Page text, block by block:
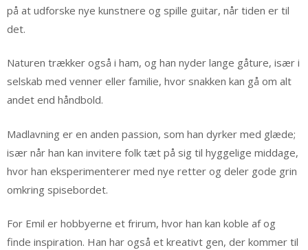
på at udforske nye kunstnere og spille guitar, når tiden er til
det.
Naturen trækker også i ham, og han nyder lange gåture, især i
selskab med venner eller familie, hvor snakken kan gå om alt
andet end håndbold.
Madlavning er en anden passion, som han dyrker med glæde;
især når han kan invitere folk tæt på sig til hyggelige middage,
hvor han eksperimenterer med nye retter og deler gode grin
omkring spisebordet.
For Emil er hobbyerne et frirum, hvor han kan koble af og
finde inspiration. Han har også et kreativt gen, der kommer til